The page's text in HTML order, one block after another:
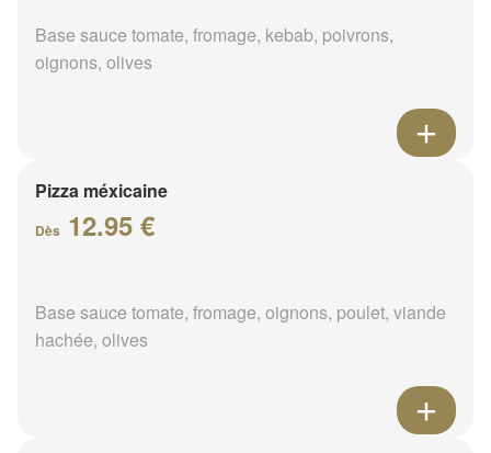
Base sauce tomate, fromage, kebab, poivrons,
oignons, olives
Pizza méxicaine
Dès 12.95 €
Base sauce tomate, fromage, oignons, poulet, viande
hachée, olives